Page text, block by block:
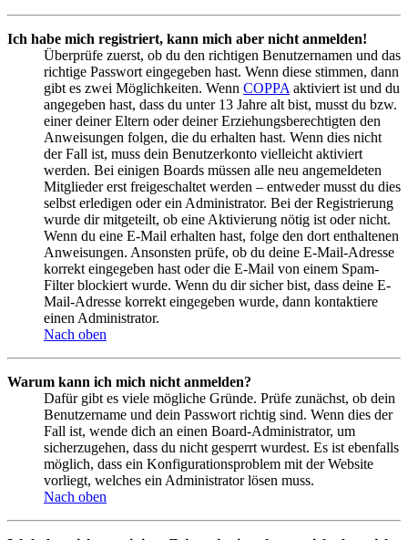
Ich habe mich registriert, kann mich aber nicht anmelden!
Überprüfe zuerst, ob du den richtigen Benutzernamen und das
richtige Passwort eingegeben hast. Wenn diese stimmen, dann
gibt es zwei Möglichkeiten. Wenn COPPA aktiviert ist und du
angegeben hast, dass du unter 13 Jahre alt bist, musst du bzw.
einer deiner Eltern oder deiner Erziehungsberechtigten den
Anweisungen folgen, die du erhalten hast. Wenn dies nicht
der Fall ist, muss dein Benutzerkonto vielleicht aktiviert
werden. Bei einigen Boards müssen alle neu angemeldeten
Mitglieder erst freigeschaltet werden – entweder musst du dies
selbst erledigen oder ein Administrator. Bei der Registrierung
wurde dir mitgeteilt, ob eine Aktivierung nötig ist oder nicht.
Wenn du eine E-Mail erhalten hast, folge den dort enthaltenen
Anweisungen. Ansonsten prüfe, ob du deine E-Mail-Adresse
korrekt eingegeben hast oder die E-Mail von einem Spam-
Filter blockiert wurde. Wenn du dir sicher bist, dass deine E-
Mail-Adresse korrekt eingegeben wurde, dann kontaktiere
einen Administrator.
Nach oben
Warum kann ich mich nicht anmelden?
Dafür gibt es viele mögliche Gründe. Prüfe zunächst, ob dein
Benutzername und dein Passwort richtig sind. Wenn dies der
Fall ist, wende dich an einen Board-Administrator, um
sicherzugehen, dass du nicht gesperrt wurdest. Es ist ebenfalls
möglich, dass ein Konfigurationsproblem mit der Website
vorliegt, welches ein Administrator lösen muss.
Nach oben